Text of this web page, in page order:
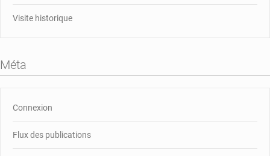
Visite historique
Méta
Connexion
Flux des publications